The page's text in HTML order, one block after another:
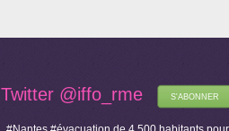
Twitter @iffo_rme S'ABONNER